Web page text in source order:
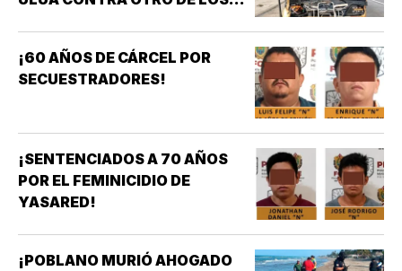
¡60 AÑOS DE CÁRCEL POR
SECUESTRADORES!
¡SENTENCIADOS A 70 AÑOS
POR EL FEMINICIDIO DE
YASARED!
¡POBLANO MURIÓ AHOGADO